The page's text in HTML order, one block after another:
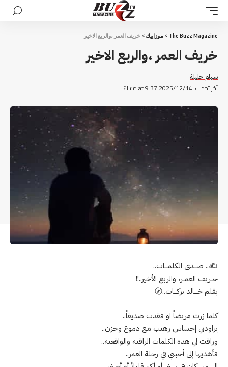
The Buzz Magazine
> موزاييك> خريف العمر ،والربع الاخير
خريف العمر ،والربع الاخير
آخر تحديث: 2025/12/14 at 9:37 مساءً
سهام حليلة
✍️.. صـــدى الكلمـــات..
خــريف العمــر، والربع الأخير..!!
بقلم خـــالد بركـــات..〄
كلما زرت مريضاً او فقدت صديقاً..
يراودني إحساس رهيب مع دموع وحزن..
وراقت لي هذه الكلمات الراقية والواقعية..
فأهديها إلى أحبتي في رحلة العمر..